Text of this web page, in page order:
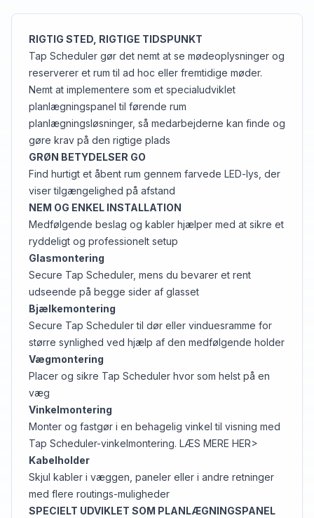
RIGTIG STED, RIGTIGE TIDSPUNKT
Tap Scheduler gør det nemt at se mødeoplysninger og
reserverer et rum til ad hoc eller fremtidige møder.
Nemt at implementere som et specialudviklet
planlægningspanel til førende rum
planlægningsløsninger, så medarbejderne kan finde og
gøre krav på den rigtige plads
GRØN BETYDELSER GO
Find hurtigt et åbent rum gennem farvede LED-lys, der
viser tilgængelighed på afstand
NEM OG ENKEL INSTALLATION
Medfølgende beslag og kabler hjælper med at sikre et
ryddeligt og professionelt setup
Glasmontering
Secure Tap Scheduler, mens du bevarer et rent
udseende på begge sider af glasset
Bjælkemontering
Secure Tap Scheduler til dør eller vinduesramme for
større synlighed ved hjælp af den medfølgende holder
Vægmontering
Placer og sikre Tap Scheduler hvor som helst på en
væg
Vinkelmontering
Monter og fastgør i en behagelig vinkel til visning med
Tap Scheduler-vinkelmontering. LÆS MERE HER>
Kabelholder
Skjul kabler i væggen, paneler eller i andre retninger
med flere routings-muligheder
SPECIELT UDVIKLET SOM PLANLÆGNINGSPANEL